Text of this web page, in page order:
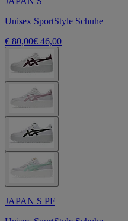
Unisex SportStyle Schuhe
€ 80,00€ 46,00
JAPAN S PF